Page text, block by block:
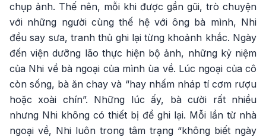
chụp ảnh. Thế nên, mỗi khi được gần gũi, trò chuyện
với những người cùng thế hệ với ông bà mình, Nhi
đều say sưa, tranh thủ ghi lại từng khoảnh khắc. Ngày
đến viện dưỡng lão thực hiện bộ ảnh, những kỷ niệm
của Nhi về bà ngoại của mình ùa về. Lúc ngoại của cô
còn sống, bà ăn chay và “hay nhấm nháp tí cơm rượu
hoặc xoài chín”. Những lúc ấy, bà cười rất nhiều
nhưng Nhi không có thiết bị để ghi lại. Mỗi lần từ nhà
ngoại về, Nhi luôn trong tâm trạng “không biết ngày